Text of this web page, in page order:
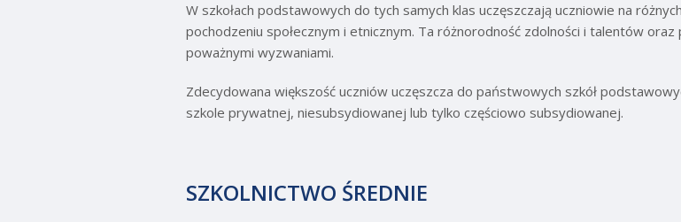
W szkołach podstawowych do tych samych klas uczęszczają uczniowie na
pochodzeniu społecznym i etnicznym. Ta różnorodność zdolności i talentów
poważnymi wyzwaniami.
Zdecydowana większość uczniów uczęszcza do państwowych szkół
szkole prywatnej, niesubsydiowanej lub tylko częściowo subsydiowanej.
SZKOLNICTWO ŚREDNIE